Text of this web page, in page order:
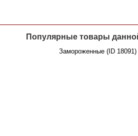
Популярные товары
Замороженные (ID 18091)